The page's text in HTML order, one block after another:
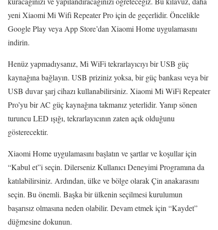
yeni Xiaomi Mi Wifi Repeater Pro için de geçerlidir. Öncelikle
Google Play veya App Store’dan Xiaomi Home uygulamasını
indirin.
Henüz yapmadıysanız, Mi WiFi tekrarlayıcıyı bir USB güç
kaynağına bağlayın. USB priziniz yoksa, bir güç bankası veya bir
USB duvar şarj cihazı kullanabilirsiniz. Xiaomi Mi WiFi Repeater
Pro’yu bir AC güç kaynağına takmanız yeterlidir. Yanıp sönen
turuncu LED ışığı, tekrarlayıcının zaten açık olduğunu
gösterecektir.
Xiaomi Home uygulamasını başlatın ve şartlar ve koşullar için
“Kabul et”i seçin. Dilerseniz Kullanıcı Deneyimi Programına da
katılabilirsiniz. Ardından, ülke ve bölge olarak Çin anakarasını
seçin. Bu önemli. Başka bir ülkenin seçilmesi kurulumun
başarısız olmasına neden olabilir. Devam etmek için “Kaydet”
düğmesine dokunun.